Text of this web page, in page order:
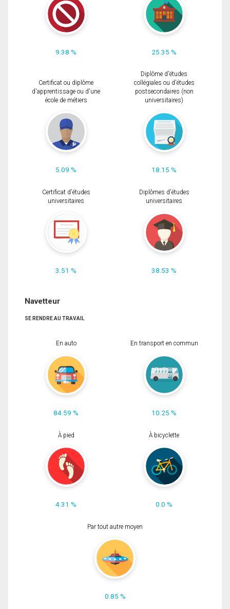
9.38 % 25.35 %
Certificat ou diplôme
d'apprentissage ou d'une
école de métiers
5.09 %
Diplôme d'études
collégiales ou d'études
postsecondaires (non
universitaires)
18.15 %
Certificat d'études
universitaires
3.51 %
Diplômes d'études
universitaires
38.53 %
Navetteur
SE RENDRE AU TRAVAIL
En auto
84.59 %
En transport en commun
10.25 %
À pied
4.31 %
À bicyclette
0.0 %
Par tout autre moyen
0.85 %